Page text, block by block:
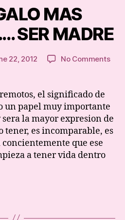
MAS
SER MADRE
22, 2012 No Commentson
SER
el significado de
un papel muy importante
la mayor expresion de
tener, es incomparable, es
que ese
a tener vida dentro